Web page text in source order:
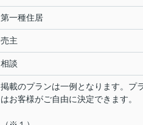
第一種住居
売主
相談
掲載のプランは一例となります。プ
はお客様がご自由に決定できます。